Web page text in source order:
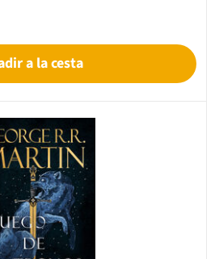
a la cesta